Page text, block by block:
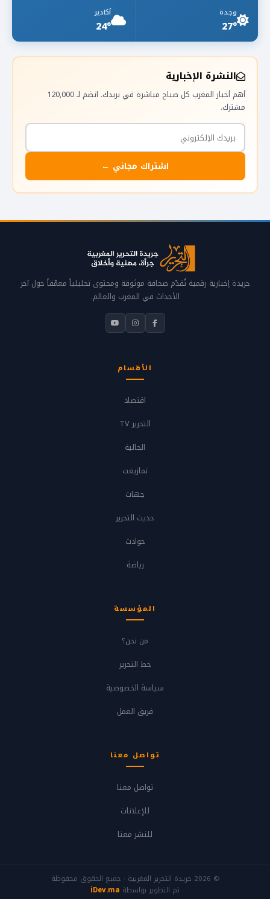
وجدة
27°
أكادير
24°
النشرة الإخبارية
أهم أخبار المغرب كل صباح مباشرة في بريدك. انضم لـ 120,000
مشترك.
اشتراك مجاني ←
جريدة إخبارية رقمية تُقدّم صحافة موثوقة ومحتوى تحليلياً معمّقاً حول آخر
الأحداث في المغرب والعالم.
الأقسام
اقتصاد
التحرير TV
الجالية
تمازيغت
جهات
حديث التحرير
حوادث
رياضة
المؤسسة
من نحن؟
خط التحرير
سياسة الخصوصية
فريق العمل
تواصل معنا
تواصل معنا
للإعلانات
للنشر معنا
© 2026 جريدة التحرير المغربية · جميع الحقوق محفوظة
تم التطوير بواسطة iDev.ma